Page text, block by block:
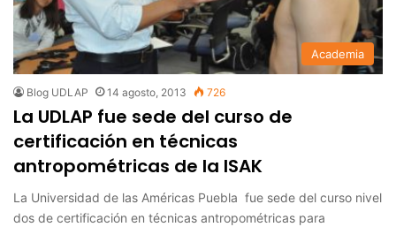
Academia
Blog UDLAP 14 agosto, 2013 726
La UDLAP fue sede del curso de
certificación en técnicas
antropométricas de la ISAK
La Universidad de las Américas Puebla fue sede del curso nivel
dos de certificación en técnicas antropométricas para